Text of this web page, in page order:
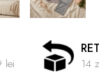
lei 14